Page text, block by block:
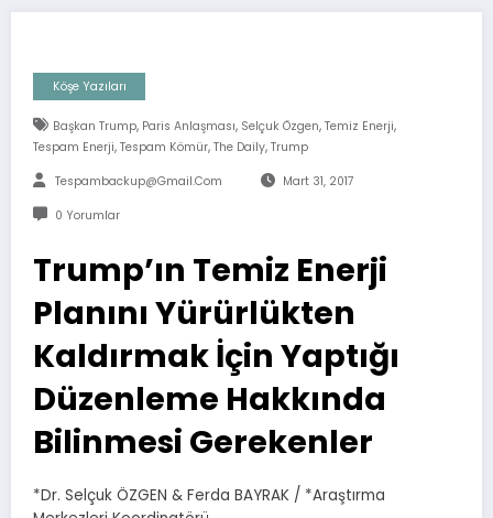
Köşe Yazıları
Başkan Trump, Paris Anlaşması, Selçuk Özgen, Temiz Enerji,
Tespam Enerji, Tespam Kömür, The Daily, Trump
Tespambackup@gmail.com Mart 31, 2017
0 Yorumlar
Trump’ın Temiz Enerji
Planını Yürürlükten
Kaldırmak İçin Yaptığı
Düzenleme Hakkında
Bilinmesi Gerekenler
*Dr. Selçuk ÖZGEN & Ferda BAYRAK / *Araştırma